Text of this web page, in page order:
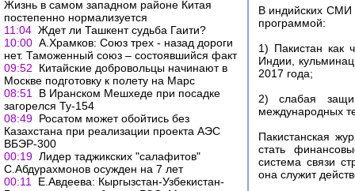
Жизнь в самом западном районе Китая
постепенно нормализуется
11:04 Ждет ли Ташкент судьба Гаити?
10:00 А.Храмков: Союз трех - назад дороги
нет. Таможенный союз – состоявшийся факт
09:52
Китайские добровольцы начинают в
Москве подготовку к полету на Марс
08:51
В Иранском Мешхеде при посадке
загорелся Ту-154
08:49 Росатом может обойтись без
Казахстана при реализации проекта АЭС
ВБЭР-300
00:19 Лидер таджикских "салафитов"
С.Абдурахмонов осужден на 7 лет
00:11
Е.Авдеева: Кыргызстан-Узбекистан-
В индийских СМИ
программой:
1) Пакистан как
Индии,
2017 года;
2) слабая
международных
Пакистанская
стать
система связи
она служит